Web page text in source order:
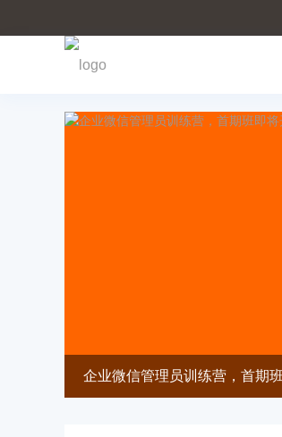
企业微信管理员训练营，首期